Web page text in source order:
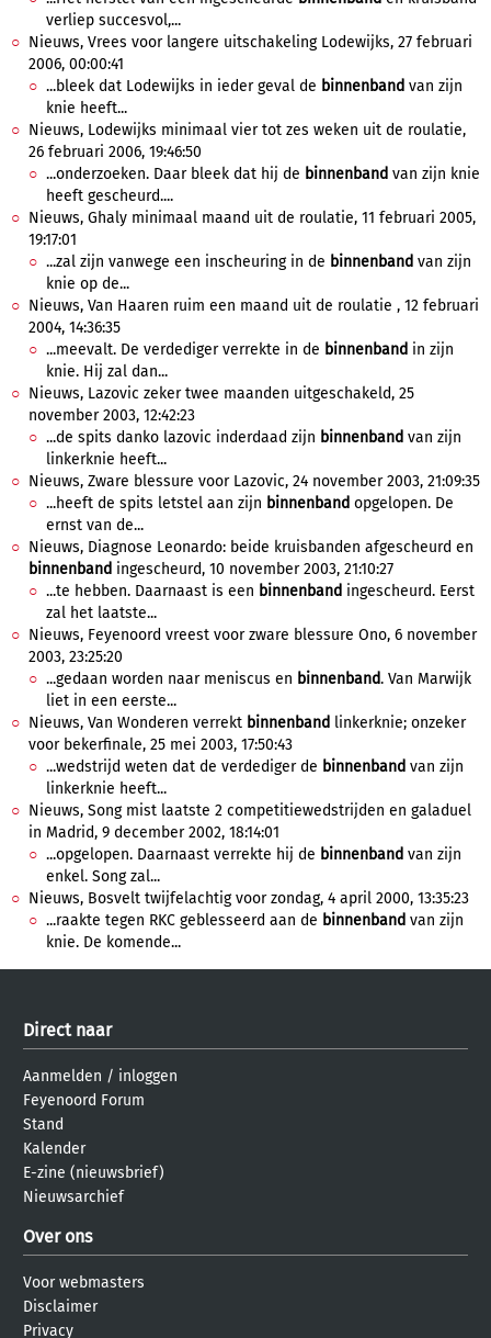
verliep succesvol,...
Nieuws, Vrees voor langere uitschakeling Lodewijks, 27 februari
2006, 00:00:41
...bleek dat Lodewijks in ieder geval de binnenband van zijn
knie heeft...
Nieuws, Lodewijks minimaal vier tot zes weken uit de roulatie,
26 februari 2006, 19:46:50
...onderzoeken. Daar bleek dat hij de binnenband van zijn knie
heeft gescheurd....
Nieuws, Ghaly minimaal maand uit de roulatie, 11 februari 2005,
19:17:01
...zal zijn vanwege een inscheuring in de binnenband van zijn
knie op de...
Nieuws, Van Haaren ruim een maand uit de roulatie , 12 februari
2004, 14:36:35
...meevalt. De verdediger verrekte in de binnenband in zijn
knie. Hij zal dan...
Nieuws, Lazovic zeker twee maanden uitgeschakeld, 25
november 2003, 12:42:23
...de spits danko lazovic inderdaad zijn binnenband van zijn
linkerknie heeft...
Nieuws, Zware blessure voor Lazovic, 24 november 2003, 21:09:35
...heeft de spits letstel aan zijn binnenband opgelopen. De
ernst van de...
Nieuws, Diagnose Leonardo: beide kruisbanden afgescheurd en
binnenband ingescheurd, 10 november 2003, 21:10:27
...te hebben. Daarnaast is een binnenband ingescheurd. Eerst
zal het laatste...
Nieuws, Feyenoord vreest voor zware blessure Ono, 6 november
2003, 23:25:20
...gedaan worden naar meniscus en binnenband. Van Marwijk
liet in een eerste...
Nieuws, Van Wonderen verrekt binnenband linkerknie; onzeker
voor bekerfinale, 25 mei 2003, 17:50:43
...wedstrijd weten dat de verdediger de binnenband van zijn
linkerknie heeft...
Nieuws, Song mist laatste 2 competitiewedstrijden en galaduel
in Madrid, 9 december 2002, 18:14:01
...opgelopen. Daarnaast verrekte hij de binnenband van zijn
enkel. Song zal...
Nieuws, Bosvelt twijfelachtig voor zondag, 4 april 2000, 13:35:23
...raakte tegen RKC geblesseerd aan de binnenband van zijn
knie. De komende...
Direct naar
Aanmelden / inloggen
Feyenoord Forum
Stand
Kalender
E-zine (nieuwsbrief)
Nieuwsarchief
Over ons
Voor webmasters
Disclaimer
Privacy